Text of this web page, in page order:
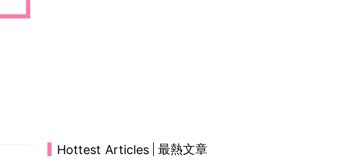
Hottest Articles 最熱文章